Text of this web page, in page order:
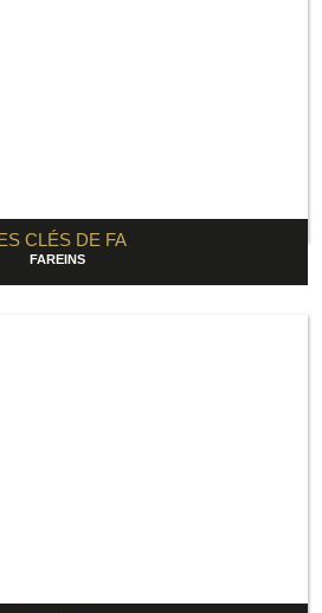
CLÉS DE FA
FAREINS